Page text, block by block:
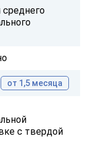
от 1,5 месяца
с твердой